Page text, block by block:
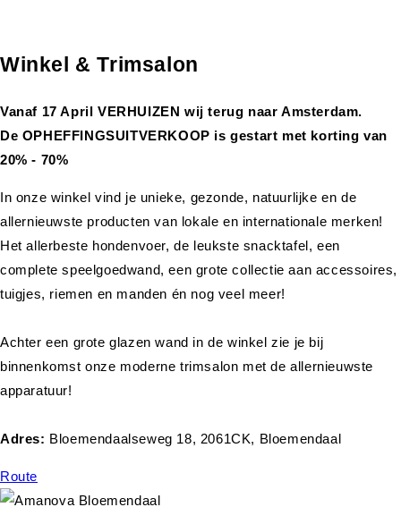
Winkel & Trimsalon
Vanaf 17 April VERHUIZEN wij terug naar Amsterdam.
De OPHEFFINGSUITVERKOOP is gestart met korting van
20% - 70%
In onze winkel vind je unieke, gezonde, natuurlijke en de
allernieuwste producten van lokale en internationale merken!
Het allerbeste hondenvoer, de leukste snacktafel, een
complete speelgoedwand, een grote collectie aan accessoires,
tuigjes, riemen en manden én nog veel meer!
Achter een grote glazen wand in de winkel zie je bij
binnenkomst onze moderne trimsalon met de allernieuwste
apparatuur!
Adres: Bloemendaalseweg 18, 2061CK, Bloemendaal
Route